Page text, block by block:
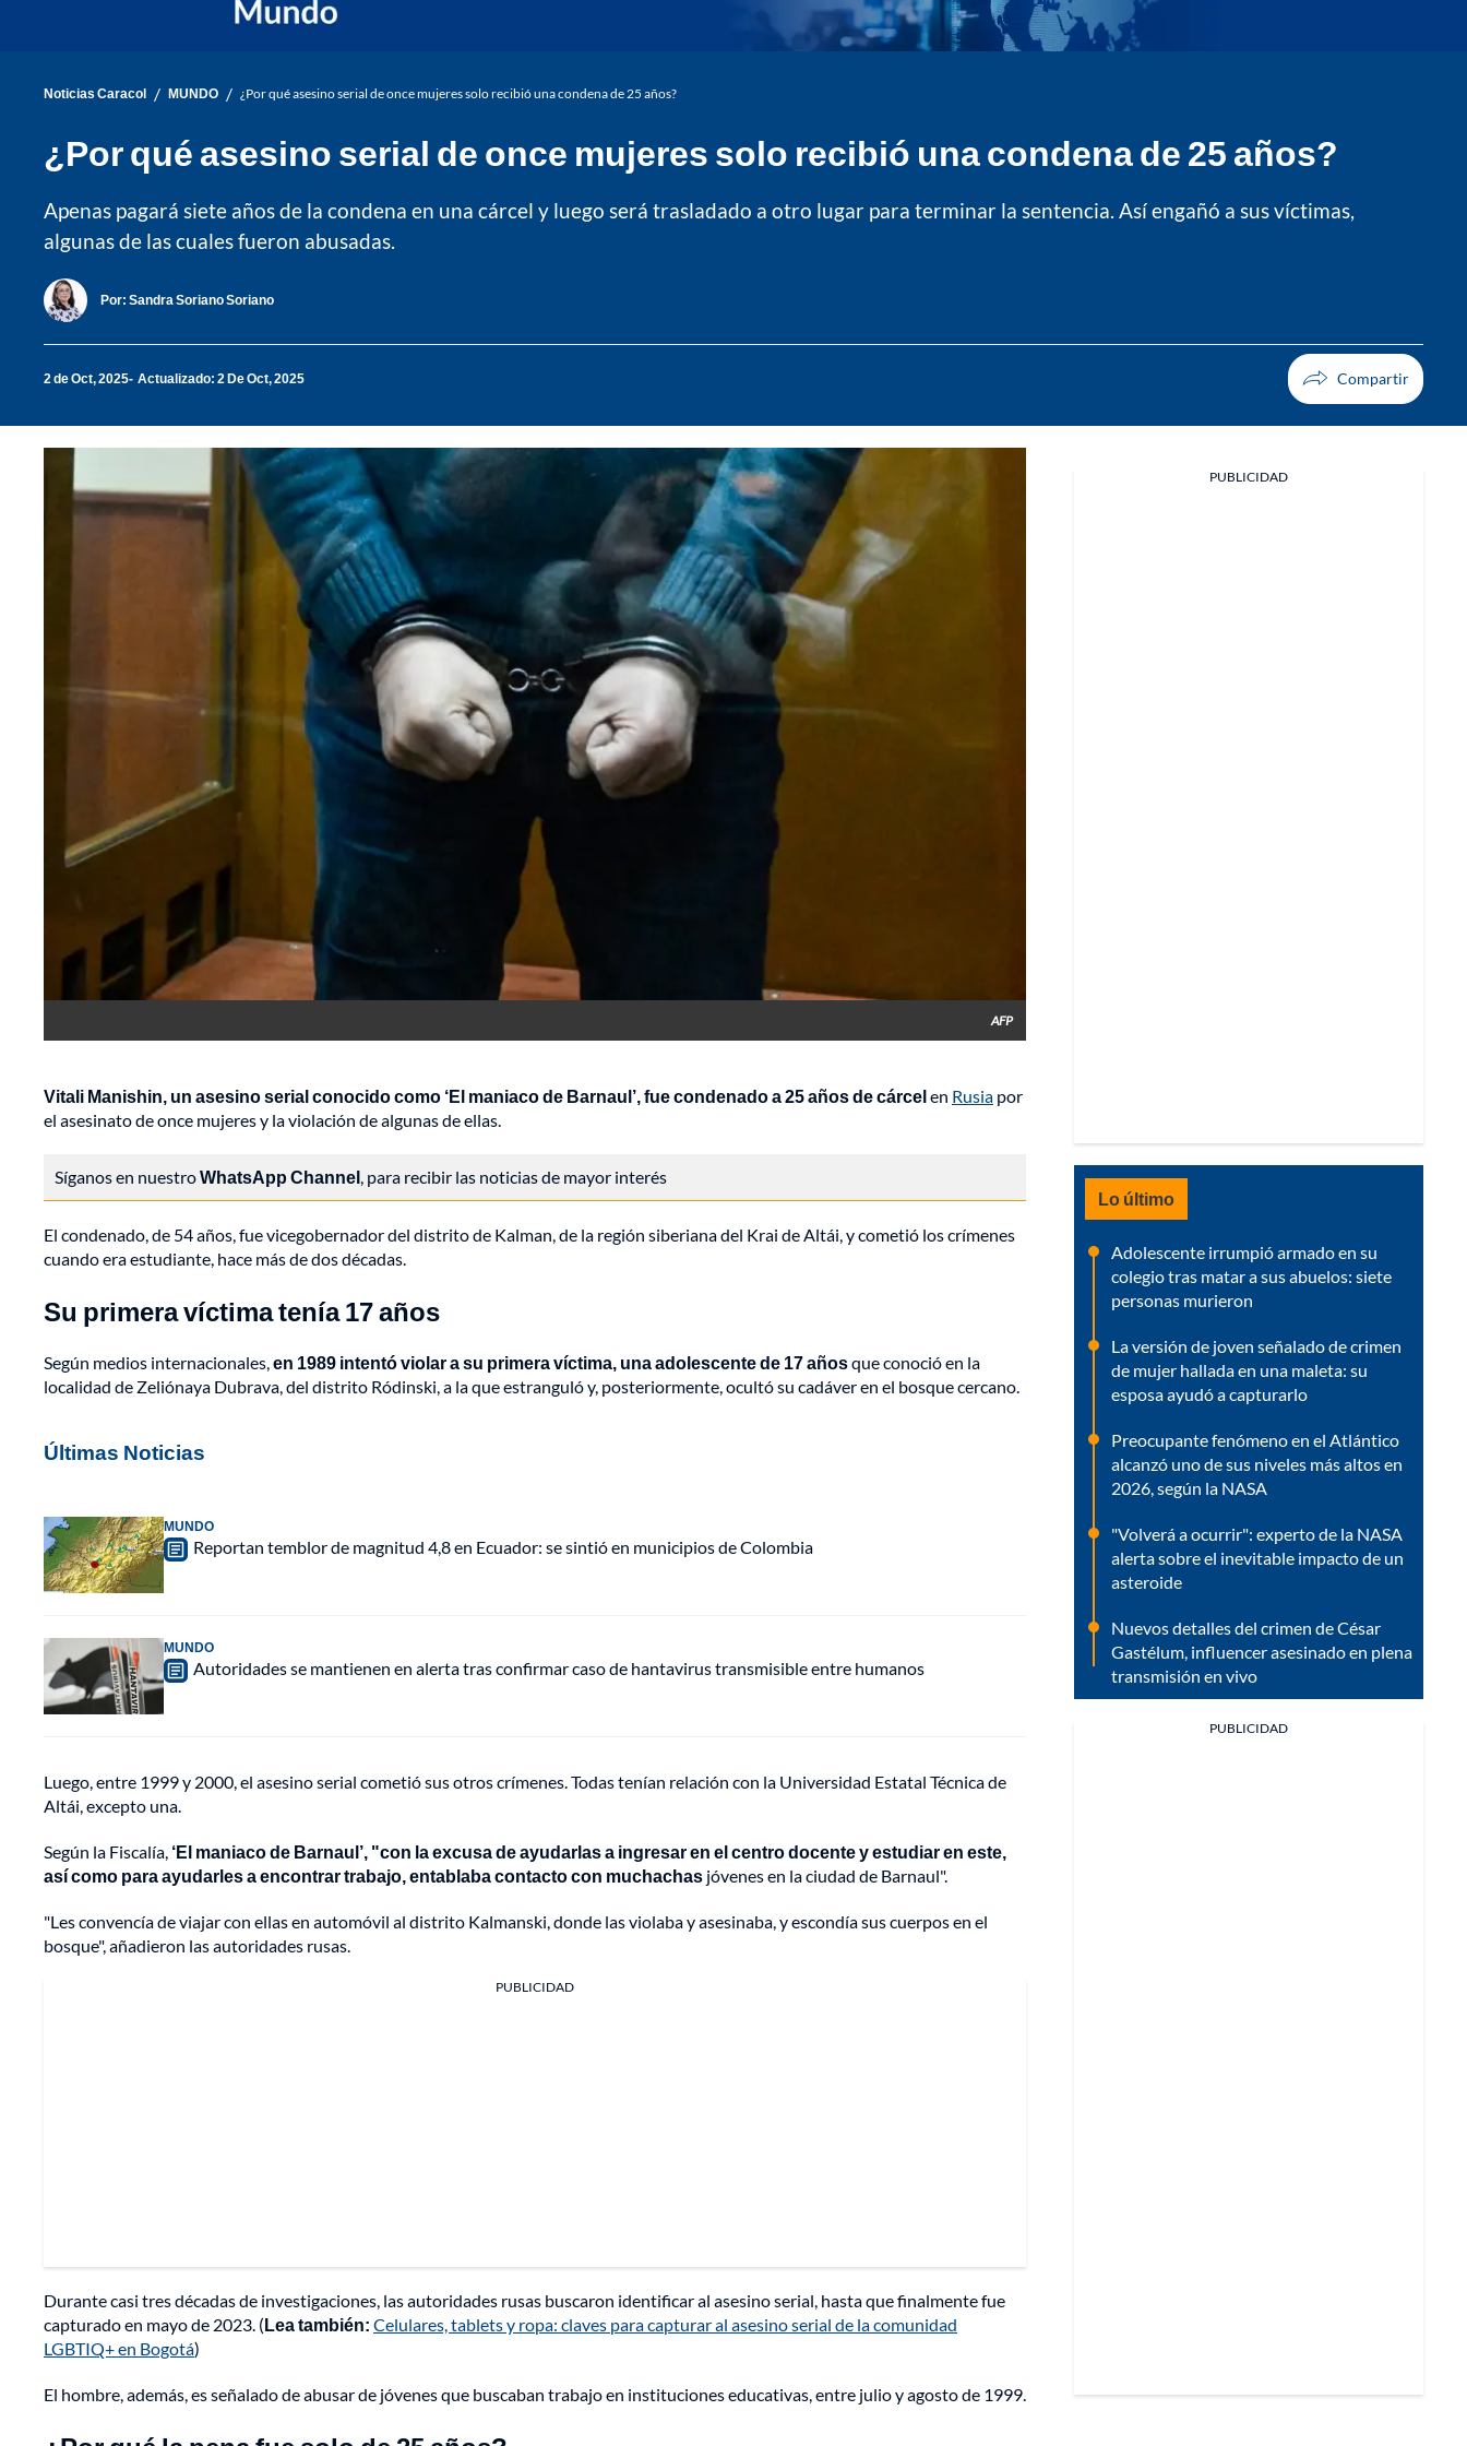
Noticias Caracol / MUNDO / ¿Por qué asesino serial de once mujeres solo recibió una condena de 25 años?
¿Por qué asesino serial de once mujeres solo recibió una condena de 25 años?
Apenas pagará siete años de la condena en una cárcel y luego será trasladado a otro lugar para terminar la sentencia. Así engañó a sus víctimas,
algunas de las cuales fueron abusadas.
Por: Sandra Soriano Soriano
2 de Oct, 2025 Actualizado: 2 De Oct, 2025
AFP
Vitali Manishin, un asesino serial conocido como ‘El maniaco de Barnaul’, fue condenado a 25 años de cárcelen Rusia por
el asesinato de once mujeres y la violación de algunas de ellas.
Síganos en nuestroWhatsApp Channel, para recibir las noticias de mayor interés
El condenado, de 54 años, fue vicegobernador del distrito de Kalman, de la región siberiana del Krai de Altái, y cometió los crímenes
cuando era estudiante, hace más de dos décadas.
Su primera víctima tenía 17 años
Según medios internacionales,en 1989 intentó violar a su primera víctima, una adolescente de 17 añosque conoció en la
localidad de Zeliónaya Dubrava, del distrito Ródinski, a la que estranguló y, posteriormente, ocultó su cadáver en el bosque cercano.
Últimas Noticias
MUNDO
Reportan temblor de magnitud 4,8 en Ecuador: se sintió en municipios de Colombia
MUNDO
Autoridades se mantienen en alerta tras confirmar caso de hantavirus transmisible entre humanos
Luego, entre 1999 y 2000, el asesino serial cometió sus otros crímenes. Todas tenían relación con la Universidad Estatal Técnica de
Altái, excepto una.
Según la Fiscalía, ‘El maniaco de Barnaul’, "con la excusa de ayudarlas a ingresar en el centro docente y estudiar en este,
así como para ayudarles a encontrar trabajo, entablaba contacto con muchachas jóvenes en la ciudad de Barnaul".
"Les convencía de viajar con ellas en automóvil al distrito Kalmanski, donde las violaba y asesinaba, y escondía sus cuerpos en el
bosque", añadieron las autoridades rusas.
PUBLICIDAD
Durante casi tres décadas de investigaciones, las autoridades rusas buscaron identificar al asesino serial, hasta que finalmente fue
capturado en mayo de 2023. (Lea también: Celulares, tablets y ropa: claves para capturar al asesino serial de la comunidad
LGBTIQ+ en Bogotá)
El hombre, además, es señalado de abusar de jóvenes que buscaban trabajo en instituciones educativas, entre julio y agosto de 1999.
PUBLICIDAD
Lo último
Adolescente irrumpió armado en su
colegio tras matar a sus abuelos: siete
personas murieron
La versión de joven señalado de crimen
de mujer hallada en una maleta: su
esposa ayudó a capturarlo
Preocupante fenómeno en el Atlántico
alcanzó uno de sus niveles más altos en
2026, según la NASA
"Volverá a ocurrir": experto de la NASA
alerta sobre el inevitable impacto de un
asteroide
Nuevos detalles del crimen de César
Gastélum, influencer asesinado en plena
transmisión en vivo
PUBLICIDAD